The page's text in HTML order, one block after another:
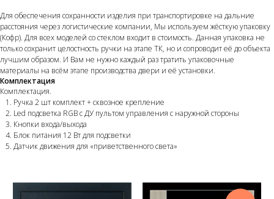
Для обеспечения сохранности изделия при транспортировке на дальние
расстояния через логистические компании, Мы используем жёсткую упаковку
(Кофр). Для всех моделей со стеклом входит в стоимость. Данная упаковка не
только сохранит целостность ручки на этапе ТК, но и сопроводит её до объекта
лучшим образом. И Вам не нужно каждый раз тратить упаковочные
материалы на всём этапе производства двери и её установки.
Комплектация
Комплектация.
Ручка 2 шт комплект + сквозное крепление
Led подсветка RGB с ДУ пультом управления с наружной стороны
Кнопки входа/выхода
Блок питания 12 Вт для подсветки
Датчик движения для «приветственного света»